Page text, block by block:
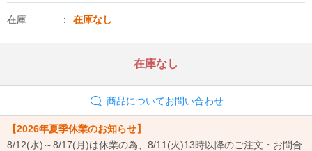
在庫 在庫なし
在庫なし
商品についてお問い合わせ
【2026年夏季休業のお知らせ】
8/12(水)～8/17(月)は休業の為、8/11(火)13時以降のご注文・お問合